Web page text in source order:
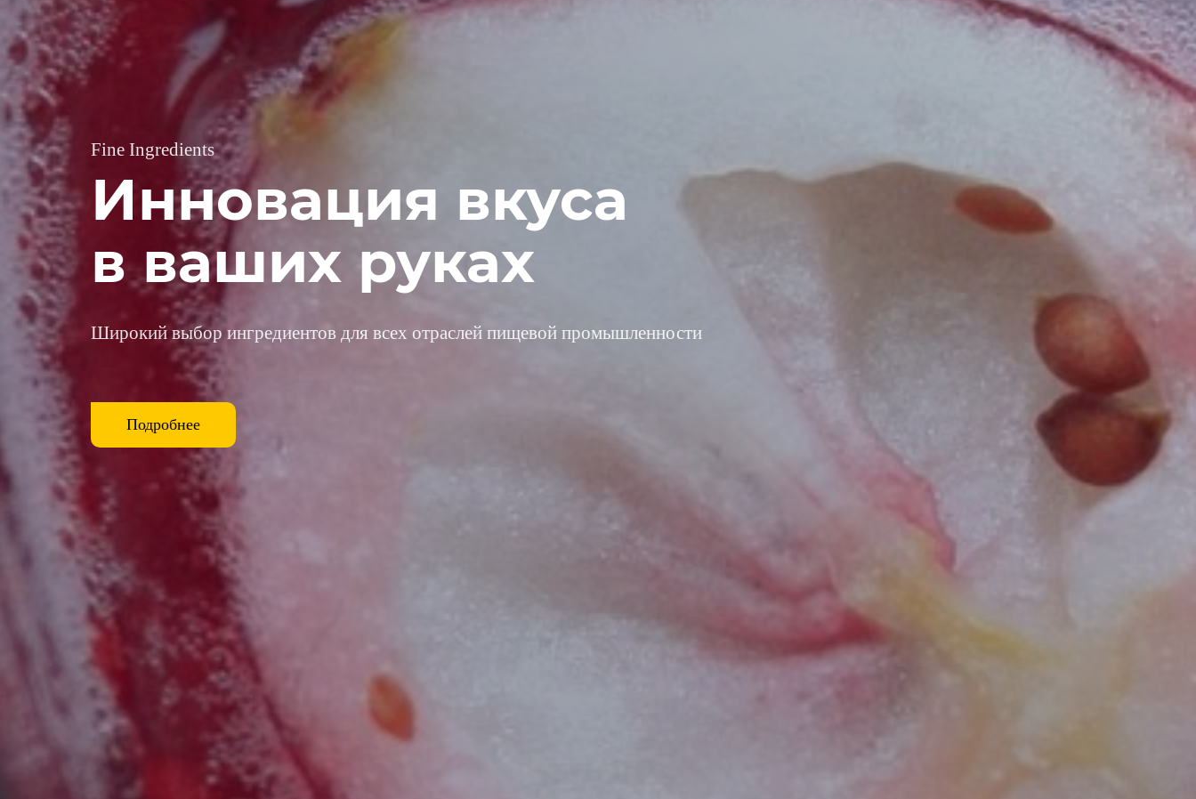
Fine Ingredients
Инновация вкуса
в ваших руках
Широкий выбор ингредиентов для всех отраслей пищевой промышленности
Подробнее